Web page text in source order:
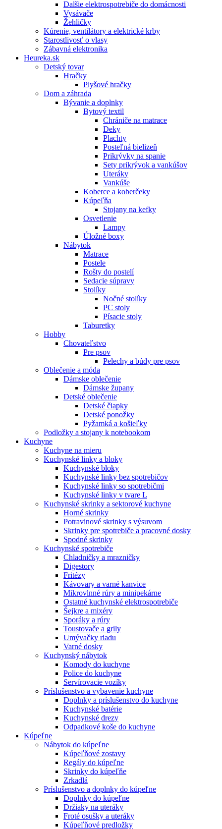
Dalšie elektrospotrebiče do domácnosti
Vysávače
Žehličky
Kúrenie, ventilátory a elektrické krby
Starostlivosť o vlasy
Zábavná elektronika
Heureka.sk
Detský tovar
Hračky
Plyšové hračky
Dom a záhrada
Bývanie a doplnky
Bytový textil
Chrániče na matrace
Deky
Plachty
Posteľná bielizeň
Prikrývky na spanie
Sety prikrývok a vankúšov
Uteráky
Vankúše
Koberce a koberčeky
Kúpeľňa
Stojany na kefky
Osvetlenie
Lampy
Úložné boxy
Nábytok
Matrace
Postele
Rošty do postelí
Sedacie súpravy
Stolíky
Nočné stolíky
PC stoly
Písacie stoly
Taburetky
Hobby
Chovateľstvo
Pre psov
Pelechy a búdy pre psov
Oblečenie a móda
Dámske oblečenie
Dámske župany
Detské oblečenie
Detské čiapky
Detské ponožky
Pyžamká a košieľky
Podložky a stojany k notebookom
Kuchyne
Kuchyne na mieru
Kuchynské linky a bloky
Kuchynské bloky
Kuchynské linky bez spotrebičov
Kuchynské linky so spotrebičmi
Kuchynské linky v tvare L
Kuchynské skrinky a sektorové kuchyne
Horné skrinky
Potravinové skrinky s výsuvom
Skrinky pre spotrebiče a pracovné dosky
Spodné skrinky
Kuchynské spotrebiče
Chladničky a mrazničky
Digestory
Fritézy
Kávovary a varné kanvice
Mikrovlnné rúry a minipekárne
Ostatné kuchynské elektrospotrebiče
Šejkre a mixéry
Sporáky a rúry
Toustovače a grily
Umývačky riadu
Varné dosky
Kuchynský nábytok
Komody do kuchyne
Police do kuchyne
Servírovacie vozíky
Príslušenstvo a vybavenie kuchyne
Doplnky a príslušenstvo do kuchyne
Kuchynské batérie
Kuchynské drezy
Odpadkové koše do kuchyne
Kúpeľne
Nábytok do kúpeľne
Kúpeľňové zostavy
Regály do kúpeľne
Skrinky do kúpeľňe
Zrkadlá
Príslušenstvo a doplnky do kúpeľne
Doplnky do kúpeľne
Držiaky na uteráky
Froté osušky a uteráky
Kúpeľňové predložky